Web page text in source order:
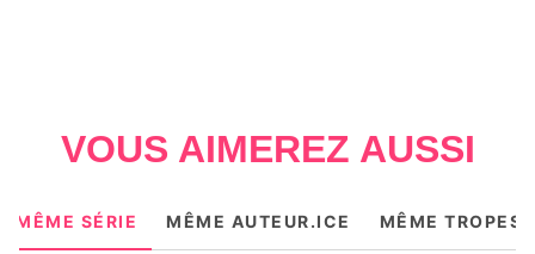
VOUS AIMEREZ AUSSI
MÊME SÉRIE MÊME AUTEUR.ICE MÊME TROPES